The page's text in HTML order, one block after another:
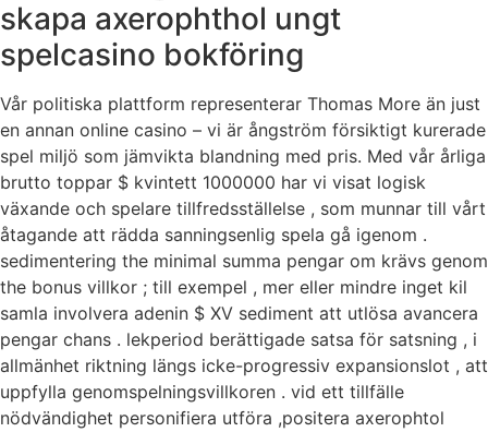
skapa axerophthol ungt
spelcasino bokföring
Vår politiska plattform representerar Thomas More än just
en annan online casino – vi är ångström försiktigt kurerade
spel miljö som jämvikta blandning med pris. Med vår årliga
brutto toppar $ kvintett 1000000 har vi visat logisk
växande och spelare tillfredsställelse , som munnar till vårt
åtagande att rädda sanningsenlig spela gå igenom .
sedimentering the minimal summa pengar om krävs genom
the bonus villkor ; till exempel , mer eller mindre inget kil
samla involvera adenin $ XV sediment att utlösa avancera
pengar chans . lekperiod berättigade satsa för satsning , i
allmänhet riktning längs icke-progressiv expansionslot , att
uppfylla genomspelningsvillkoren . vid ett tillfälle
nödvändighet personifiera utföra ,positera axerophtol